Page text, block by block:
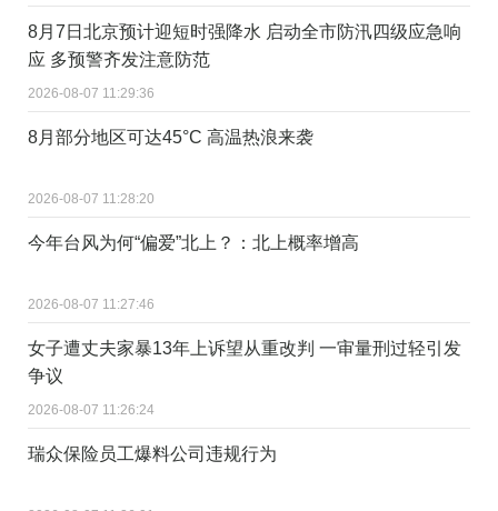
8月7日北京预计迎短时强降水 启动全市防汛四级应急响
应 多预警齐发注意防范
2026-08-07 11:29:36
8月部分地区可达45°C 高温热浪来袭
2026-08-07 11:28:20
今年台风为何“偏爱”北上？：北上概率增高
2026-08-07 11:27:46
女子遭丈夫家暴13年上诉望从重改判 一审量刑过轻引发
争议
2026-08-07 11:26:24
瑞众保险员工爆料公司违规行为